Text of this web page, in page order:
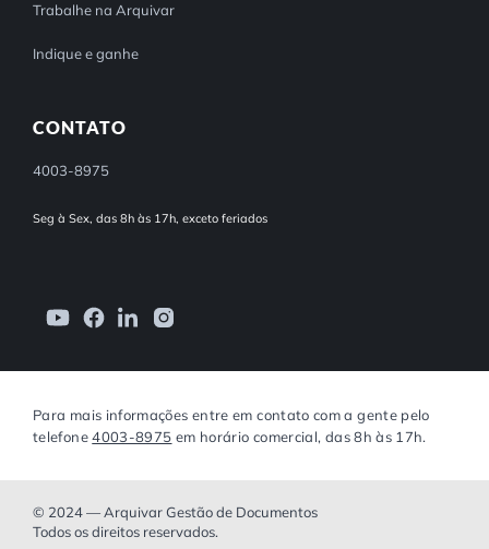
Trabalhe na Arquivar
Indique e ganhe
CONTATO
4003-8975
Seg à Sex, das 8h às 17h, exceto feriados
Para mais informações entre em contato com a gente pelo
telefone4003-8975 em horário comercial, das 8h às 17h.
© 2024 — Arquivar Gestão de Documentos
Todos os direitos reservados.